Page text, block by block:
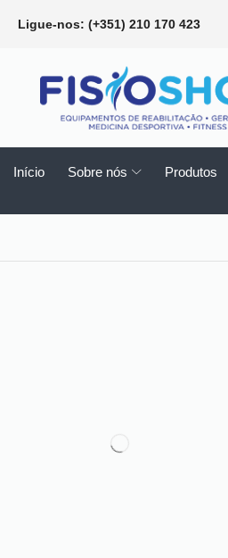
Ligue-nos: (+351) 210 170 423
Início Sobre nós Produtos